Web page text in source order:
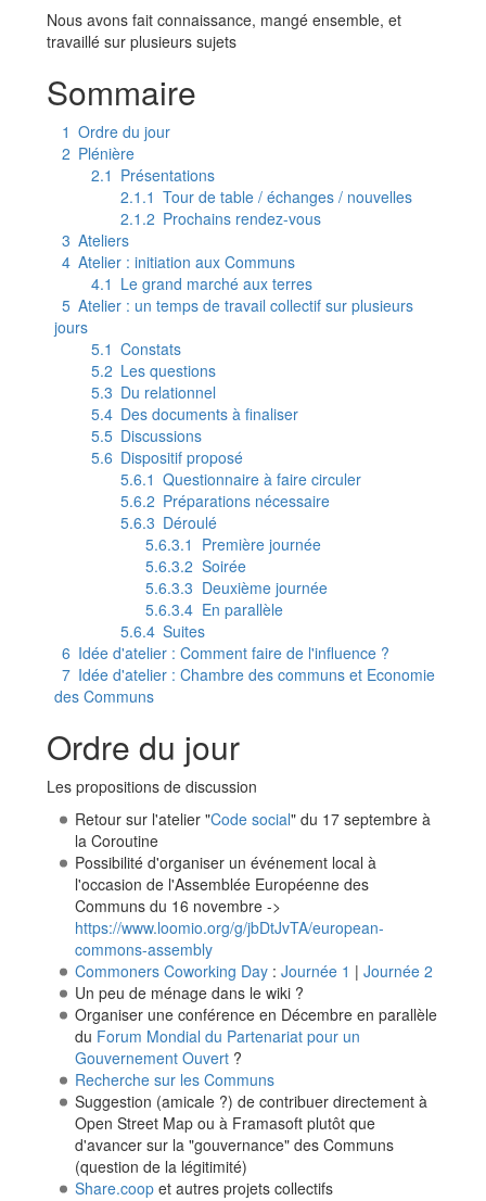
Nous avons fait connaissance, mangé ensemble, et
travaillé sur plusieurs sujets
Sommaire
1 Ordre du jour
2 Plénière
2.1 Présentations
2.1.1 Tour de table / échanges / nouvelles
2.1.2 Prochains rendez-vous
3 Ateliers
4 Atelier : initiation aux Communs
4.1 Le grand marché aux terres
5 Atelier : un temps de travail collectif sur plusieurs
jours
5.1 Constats
5.2 Les questions
5.3 Du relationnel
5.4 Des documents à finaliser
5.5 Discussions
5.6 Dispositif proposé
5.6.1 Questionnaire à faire circuler
5.6.2 Préparations nécessaire
5.6.3 Déroulé
5.6.3.1 Première journée
5.6.3.2 Soirée
5.6.3.3 Deuxième journée
5.6.3.4 En parallèle
5.6.4 Suites
6 Idée d'atelier : Comment faire de l'influence ?
7 Idée d'atelier : Chambre des communs et Economie
des Communs
Ordre du jour
Les propositions de discussion
Retour sur l'atelier "Code social" du 17 septembre à
la Coroutine
Possibilité d'organiser un événement local à
l'occasion de l'Assemblée Européenne des
Communs du 16 novembre ->
https://www.loomio.org/g/jbDtJvTA/european-
commons-assembly
Commoners Coworking Day: Journée 1 | Journée 2
Un peu de ménage dans le wiki ?
Organiser une conférence en Décembre en parallèle
du Forum Mondial du Partenariat pour un
Gouvernement Ouvert?
Recherche sur les Communs
Suggestion (amicale ?) de contribuer directement à
Open Street Map ou à Framasoft plutôt que
d'avancer sur la "gouvernance" des Communs
(question de la légitimité)
Share.coopet autres projets collectifs